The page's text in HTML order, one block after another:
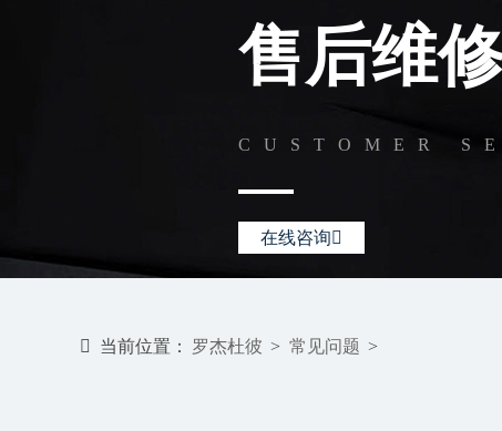
售后维
CUSTOMER
在线咨询
当前位置： 罗杰杜彼 > 常见问题 >